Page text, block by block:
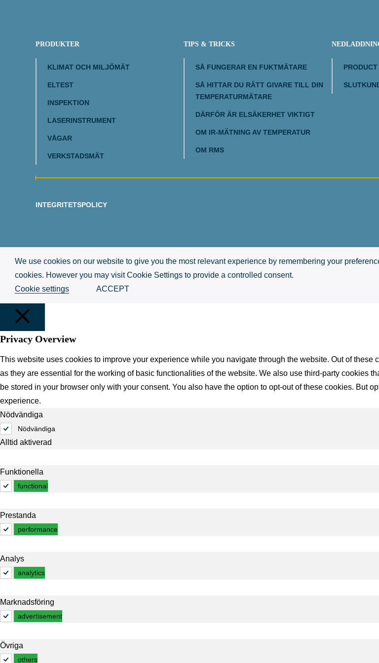
PRODUKTER
KLIMAT OCH MILJÖMÄT
ELTEST
INSPEKTION
LASERINSTRUMENT
VÅGAR
VERKSTADSMÄT
TIPS & TRICKS
SÅ FUNGERAR EN FUKTMÄTARE
SÅ HITTAR DU RÄTT GIVARE TILL DIN
TEMPERATURMÄTARE
DÄRFÖR ÄR ELSÄKERHET VIKTIGT
OM IR-MÄTNING AV TEMPERATUR
OM RMS
INTEGRITETSPOLICY
We use cookies on our website to give you the most relevant experience by remembering your
cookies. However you may visit Cookie Settings to provide a controlled consent.
Cookie settings
ACCEPT
Privacy Overview
This website uses cookies to improve your experience while you navigate through the website. Out of
as they are essential for the working of basic functionalities of the website. We also use third-party cookies
be stored in your browser only with your consent. You also have the option to opt-out of these cookies. But
experience.
Nödvändiga
Nödvändiga
Alltid aktiverad
Funktionella
functional
Prestanda
performance
Analys
analytics
Marknadsföring
advertisement
Övriga
others